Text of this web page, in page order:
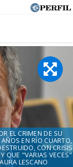
EL CRIMEN DE SU
EN RÍO CUARTO,
CON CRISIS
QUE "VARIAS VECES"
LESCANO